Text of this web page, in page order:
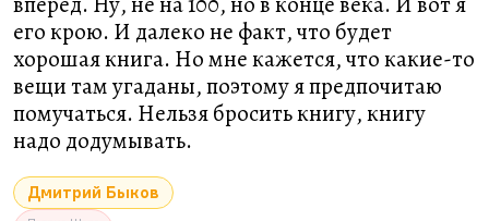
его крою. И далеко не факт, что будет
хорошая книга. Но мне кажется, что какие-то
вещи там угаданы, поэтому я предпочитаю
помучаться. Нельзя бросить книгу, книгу
надо додумывать.
Дмитрий Быков